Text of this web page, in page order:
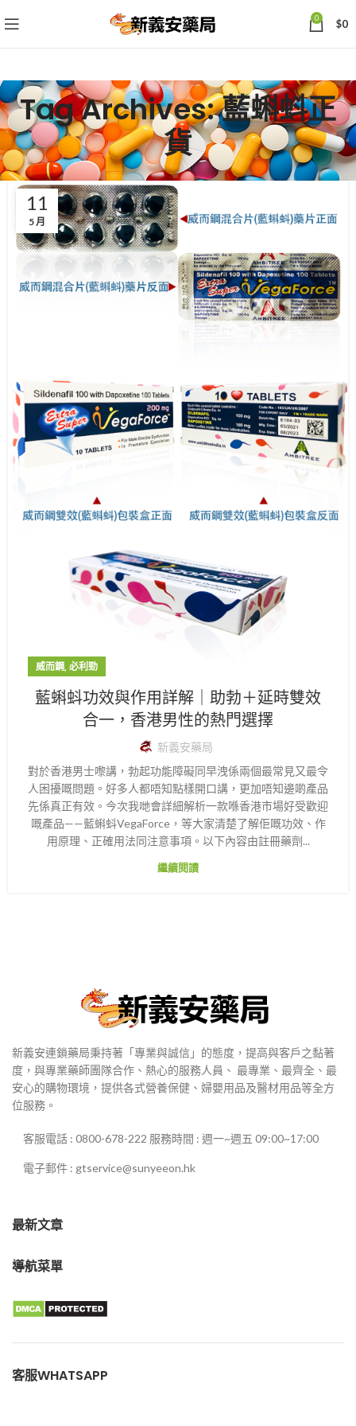
0 $0
Tag Archives: 藍蝌蚪正
貨
11
5 月
威而鋼, 必利勁
藍蝌蚪功效與作用詳解｜助勃＋延時雙效
合一，香港男性的熱門選擇
新義安藥局
對於香港男士嚟講，勃起功能障礙同早洩係兩個最常見又最令
人困擾嘅問題。好多人都唔知點樣開口講，更加唔知邊啲產品
先係真正有效。今次我哋會詳細解析一款喺香港市場好受歡迎
嘅產品——藍蝌蚪VegaForce，等大家清楚了解佢嘅功效、作
用原理、正確用法同注意事項。以下內容由註冊藥劑...
繼續閱讀
新義安連鎖藥局秉持著「專業與誠信」的態度，提高與客戶之黏著
度，與專業藥師團隊合作、熱心的服務人員、 最專業、最齊全、最
安心的購物環境，提供各式營養保健、婦嬰用品及醫材用品等全方
位服務。
客服電話 : 0800-678-222 服務時間 : 週一~週五 09:00~17:00
電子郵件 : gtservice@sunyeeon.hk
最新文章
導航菜單
客服WHATSAPP